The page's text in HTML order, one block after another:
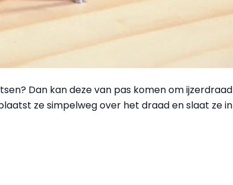
Dan kan deze van pas komen om ijzerdraad
ze simpelweg over het draad en slaat ze in